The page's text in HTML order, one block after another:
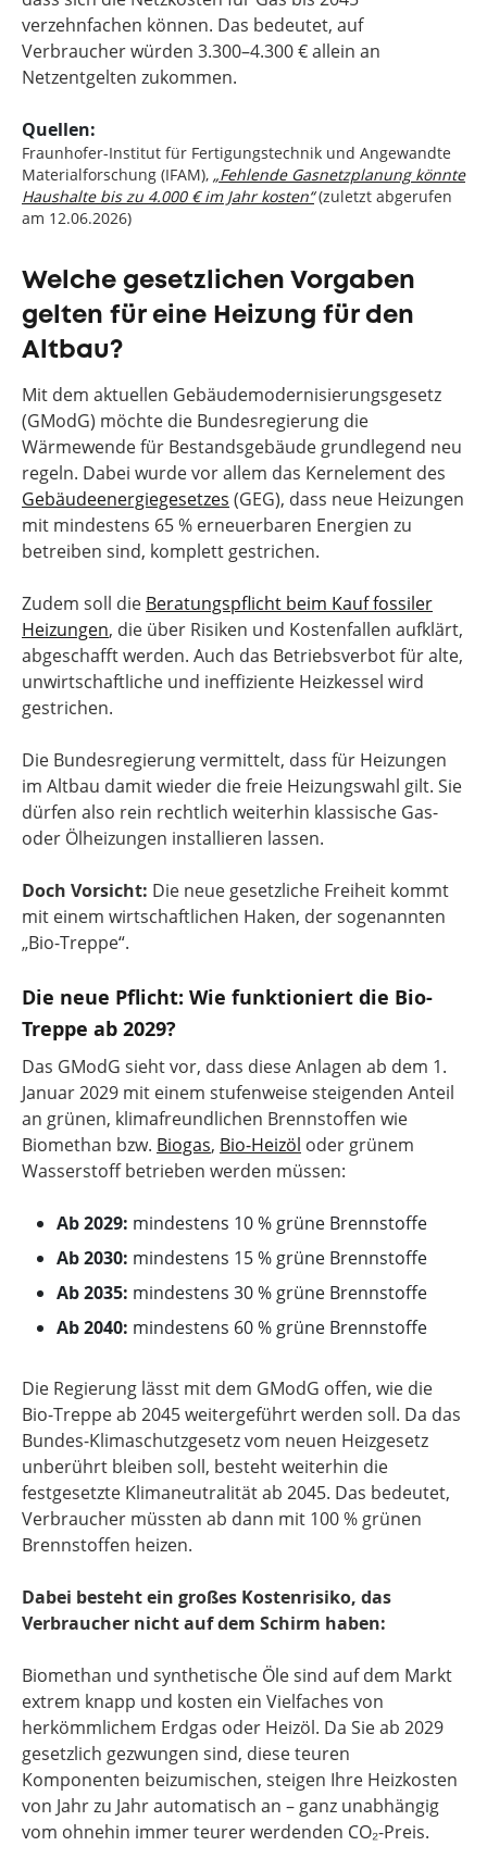
verzehnfachen können. Das bedeutet, auf
Verbraucher würden 3.300–4.300 € allein an
Netzentgelten zukommen.
Quellen:
Fraunhofer-Institut für Fertigungstechnik und Angewandte
Materialforschung (IFAM), „Fehlende Gasnetzplanung könnte
Haushalte bis zu 4.000 € im Jahr kosten“(zuletzt abgerufen
am 12.06.2026)
Welche gesetzlichen Vorgaben
gelten für eine Heizung für den
Altbau?
Mit dem aktuellen Gebäudemodernisierungsgesetz
(GModG) möchte die Bundesregierung die
Wärmewende für Bestandsgebäude grundlegend neu
regeln. Dabei wurde vor allem das Kernelement des
Gebäudeenergiegesetzes (GEG), dass neue Heizungen
mit mindestens 65 % erneuerbaren Energien zu
betreiben sind, komplett gestrichen.
Zudem soll die Beratungspflicht beim Kauf fossiler
Heizungen, die über Risiken und Kostenfallen aufklärt,
abgeschafft werden. Auch das Betriebsverbot für alte,
unwirtschaftliche und ineffiziente Heizkessel wird
gestrichen.
Die Bundesregierung vermittelt, dass für Heizungen
im Altbau damit wieder die freie Heizungswahl gilt. Sie
dürfen also rein rechtlich weiterhin klassische Gas-
oder Ölheizungen installieren lassen.
Doch Vorsicht: Die neue gesetzliche Freiheit kommt
mit einem wirtschaftlichen Haken, der sogenannten
„Bio-Treppe“.
Die neue Pflicht: Wie funktioniert die Bio-
Treppe ab 2029?
Das GModG sieht vor, dass diese Anlagen ab dem 1.
Januar 2029 mit einem stufenweise steigenden Anteil
an grünen, klimafreundlichen Brennstoffen wie
Biomethan bzw. Biogas, Bio-Heizöl oder grünem
Wasserstoff betrieben werden müssen:
Ab 2029: mindestens 10 % grüne Brennstoffe
Ab 2030: mindestens 15 % grüne Brennstoffe
Ab 2035: mindestens 30 % grüne Brennstoffe
Ab 2040: mindestens 60 % grüne Brennstoffe
Die Regierung lässt mit dem GModG offen, wie die
Bio-Treppe ab 2045 weitergeführt werden soll. Da das
Bundes-Klimaschutzgesetz vom neuen Heizgesetz
unberührt bleiben soll, besteht weiterhin die
festgesetzte Klimaneutralität ab 2045. Das bedeutet,
Verbraucher müssten ab dann mit 100 % grünen
Brennstoffen heizen.
Dabei besteht ein großes Kostenrisiko, das
Verbraucher nicht auf dem Schirm haben:
Biomethan und synthetische Öle sind auf dem Markt
extrem knapp und kosten ein Vielfaches von
herkömmlichem Erdgas oder Heizöl. Da Sie ab 2029
gesetzlich gezwungen sind, diese teuren
Komponenten beizumischen, steigen Ihre Heizkosten
von Jahr zu Jahr automatisch an – ganz unabhängig
vom ohnehin immer teurer werdenden CO₂-Preis.